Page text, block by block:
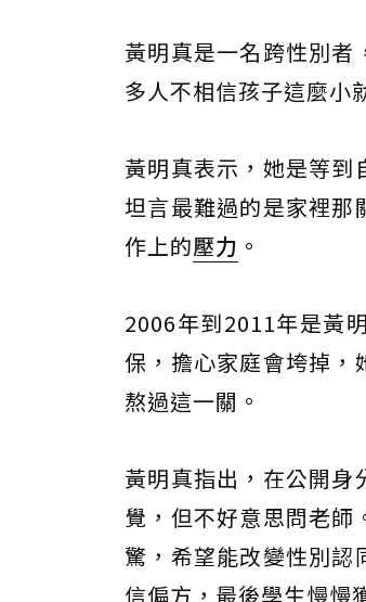
黃明真是一名跨性別者
多人不相信孩子這麼小
黃明真表示，她是等
坦言最難過的是家裡那
作上的壓力 。
2006年到2011年是黃
保，擔心家庭會垮掉，
熬過這一關。
黃明真指出，在公開
覺，但不好意思問老
驚，希望能改變性別
信偏方，最後學生慢慢